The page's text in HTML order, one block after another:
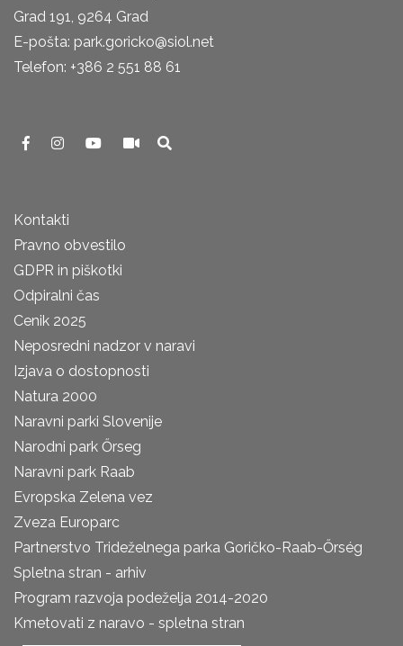
Grad 191, 9264 Grad
E-pošta: park.goricko@siol.net
Telefon: +386 2 551 88 61
Kontakti
Pravno obvestilo
GDPR in piškotki
Odpiralni čas
Cenik 2025
Neposredni nadzor v naravi
Izjava o dostopnosti
Natura 2000
Naravni parki Slovenije
Narodni park Őrseg
Naravni park Raab
Evropska Zelena vez
Zveza Europarc
Partnerstvo Trideželnega parka Goričko-Raab-Őrség
Spletna stran - arhiv
Program razvoja podeželja 2014-2020
Kmetovati z naravo - spletna stran